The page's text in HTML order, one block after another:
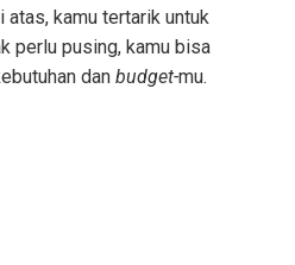
atas, kamu tertarik untuk
perlu pusing, kamu bisa
dan budget-mu.